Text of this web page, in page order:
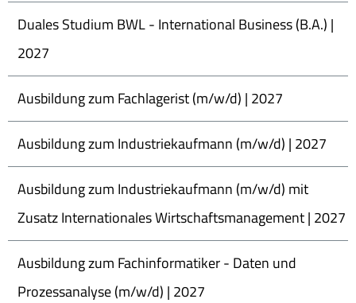
Duales Studium BWL - International Business (B.A.) |
2027
Ausbildung zum Fachlagerist (m/w/d) | 2027
Ausbildung zum Industriekaufmann (m/w/d) | 2027
Ausbildung zum Industriekaufmann (m/w/d) mit
Zusatz Internationales Wirtschaftsmanagement | 2027
Ausbildung zum Fachinformatiker - Daten und
Prozessanalyse (m/w/d) | 2027